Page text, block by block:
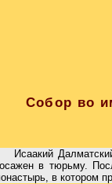
Собор во
Исаакий
в тюрьму.
в котором